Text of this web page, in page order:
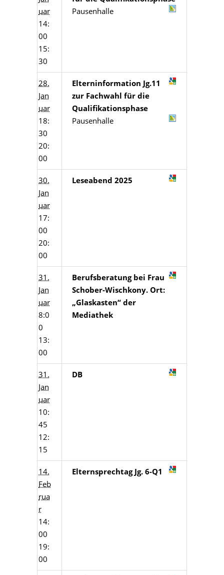
uar
14:
00
15:
30
Pausenhalle
28.
Jan
uar
18:
30
20:
00
Elterninformation Jg.11
zur Fachwahl für die
Qualifikationsphase
Pausenhalle
30.
Jan
uar
17:
00
20:
00
Leseabend 2025
31.
Jan
uar
8:0
0
13:
00
Berufsberatung bei Frau
Schober-Wischkony. Ort:
„Glaskasten“ der
Mediathek
31.
Jan
uar
10:
45
12:
15
DB
14.
Feb
rua
r
14:
00
19:
00
Elternsprechtag Jg. 6-Q1